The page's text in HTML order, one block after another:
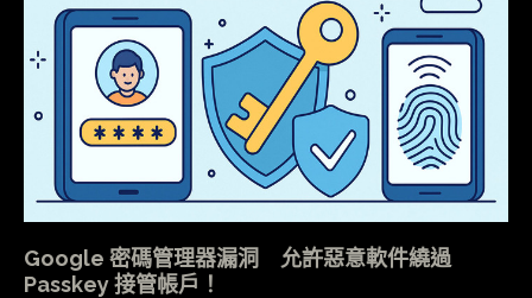
Google 密碼管理器漏洞 允許惡意軟件繞過
Passkey 接管帳戶！